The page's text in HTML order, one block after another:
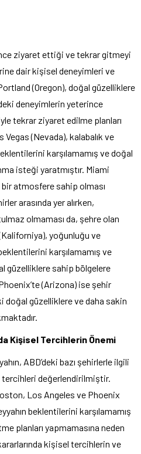
ziyaret ettiği ve tekrar gitmeyi
dair kişisel deneyimleri ve
(Oregon), doğal güzelliklere
deneyimlerin yeterince
tekrar ziyaret edilme planları
Vegas (Nevada), kalabalık ve
karşılamamış ve doğal
isteği yaratmıştır. Miami
bir atmosfere sahip olması
arasında yer alırken,
olmaması da, şehre olan
yoğunluğu ve
karşılamamış ve
güzelliklere sahip bölgelere
(Arizona) ise şehir
doğal güzelliklere ve daha sakin
Kişisel Tercihlerin Önemi
ABD’deki bazı şehirlerle ilgili
değerlendirilmiştir.
Los Angeles ve Phoenix
beklentilerini karşılamamış
planları yapmamasına neden
kişisel tercihlerin ve